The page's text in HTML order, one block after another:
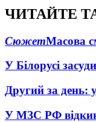
ЧИТАЙТЕ
СюжетМасова
У Білорусі
Другий за день:
У МЗС РФ